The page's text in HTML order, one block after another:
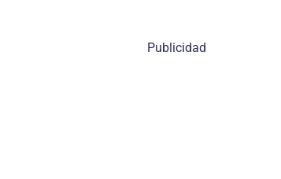
Publicidad